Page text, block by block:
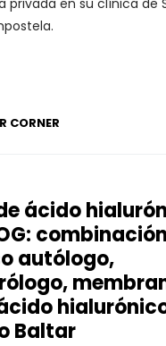
privada en su clínica de
CORNER
ácido
autólogo,
Baltar